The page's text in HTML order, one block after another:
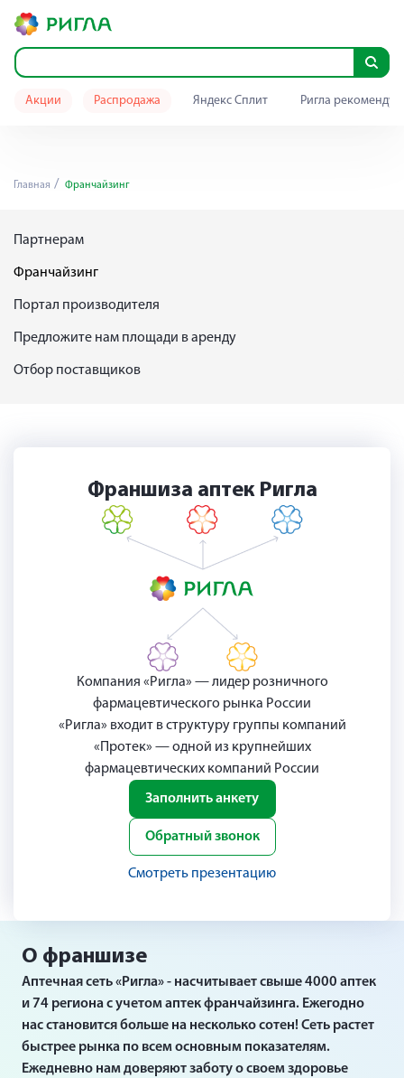
Акции Распродажа Яндекс Сплит Ригла
Главная Франчайзинг
Партнерам
Франчайзинг
Портал производителя
Предложите нам площади в аренду
Отбор поставщиков
Франшиза аптек Ригла
Компания «Ригла» — лидер розничного
фармацевтического рынка России
«Ригла» входит в структуру группы компаний
«Протек» — одной из крупнейших
фармацевтических компаний России
Заполнить анкету
Обратный звонок
Смотреть презентацию
О франшизе
Аптечная сеть «Ригла» - насчитывает свыше 4000 аптек
и 74 региона с учетом аптек франчайзинга. Ежегодно
нас становится больше на несколько сотен! Сеть растет
быстрее рынка по всем основным показателям.
Ежедневно нам доверяют заботу о своем здоровье